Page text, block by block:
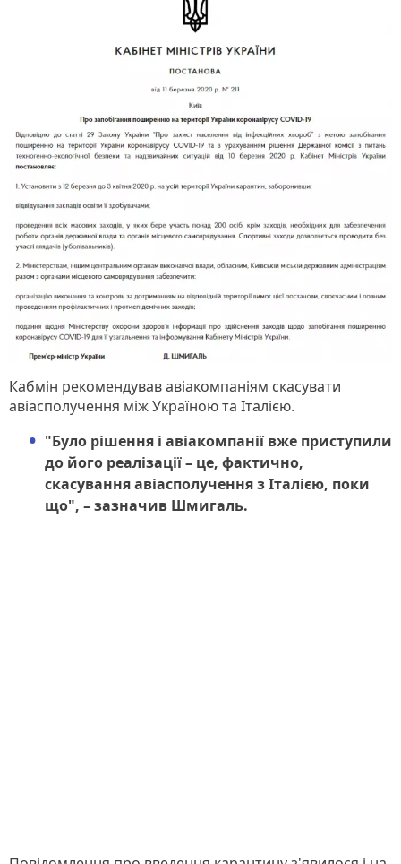
Кабмін рекомендував авіакомпаніям скасувати
авіасполучення між Україною та Італією.
"Було рішення і авіакомпанії вже приступили
до його реалізації – це, фактично,
скасування авіасполучення з Італією, поки
що", – зазначив Шмигаль.